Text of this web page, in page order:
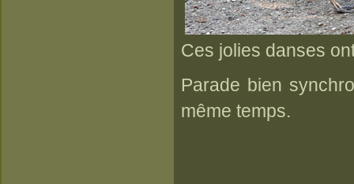
Ces jolies danses
Parade bien
même temps.